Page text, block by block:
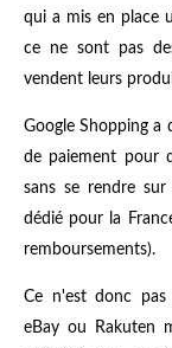
qui a mis en place
ce ne sont pas
vendent leurs
Google Shopping a
de paiement pour
sans se rendre
dédié pour la
remboursements).
Ce n'est donc pas
eBay ou Rakuten